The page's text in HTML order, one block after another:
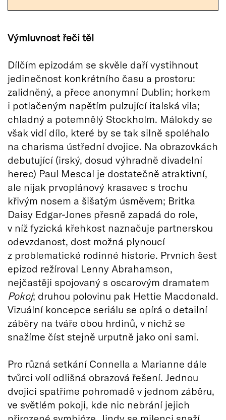
Výmluvnost řeči těl
Dílčím epizodám se skvěle daří vystihnout
jedinečnost konkrétního času a prostoru:
zalidněný, a přece anonymní Dublin; horkem
i potlačeným napětím pulzující italská vila;
chladný a potemnělý Stockholm. Málokdy se
však vidí dílo, které by se tak silně spoléhalo
na charisma ústřední dvojice. Na obrazovkách
debutující (irský, dosud výhradně divadelní
herec) Paul Mescal je dostatečně atraktivní,
ale nijak prvoplánový krasavec s trochu
křivým nosem a šišatým úsměvem; Britka
Daisy Edgar-Jones přesně zapadá do role,
v níž fyzická křehkost naznačuje partnerskou
odevzdanost, dost možná plynoucí
z problematické rodinné historie. Prvních šest
epizod režíroval Lenny Abrahamson,
nejčastěji spojovaný s oscarovým dramatem
Pokoj; druhou polovinu pak Hettie Macdonald.
Vizuální koncepce seriálu se opírá o detailní
záběry na tváře obou hrdinů, v nichž se
snažíme číst stejně urputně jako oni sami.
Pro různá setkání Connella a Marianne dále
tvůrci volí odlišná obrazová řešení. Jednou
dvojici spatříme pohromadě v jednom záběru,
ve světlém pokoji, kde nic nebrání jejich